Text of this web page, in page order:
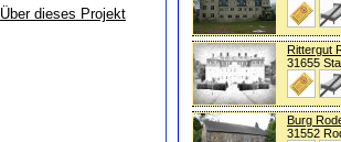
Über dieses Projekt
Rittergut
31655
Burg
31552